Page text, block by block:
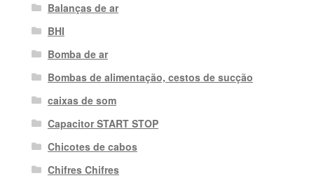
Balanças de ar
BHI
Bomba de ar
Bombas de alimentação, cestos de sucção
caixas de som
Capacitor START STOP
Chicotes de cabos
Chifres Chifres